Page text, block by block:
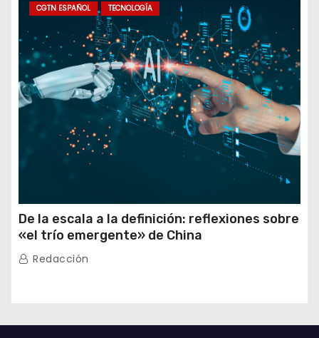
CGTN ESPAÑOL TECNOLOGÍA
De la escala a la definición: reflexiones sobre
«el trío emergente» de China
Redacción